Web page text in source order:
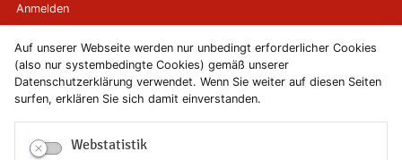
Auf unserer Webseite werden nur unbedingt erforderlicher Cookies
(also nur systembedingte Cookies) gemäß unserer
Datenschutzerklärung verwendet. Wenn Sie weiter auf diesen Seiten
surfen, erklären Sie sich damit einverstanden.
Webstatistik
Anmelden
Kontakt
Newsletter